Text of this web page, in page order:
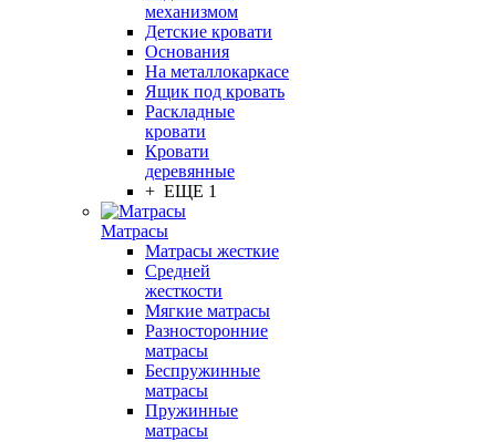
механизмом
Детские кровати
Основания
На металлокаркасе
Ящик под кровать
Раскладные
кровати
Кровати
деревянные
+ ЕЩЕ 1
Матрасы
Матрасы жесткие
Средней
жесткости
Мягкие матрасы
Разносторонние
матрасы
Беспружинные
матрасы
Пружинные
матрасы